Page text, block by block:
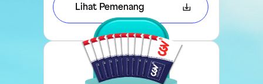
Lihat Pemenang